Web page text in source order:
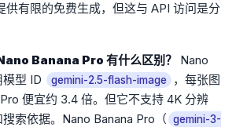
供有限的免费生成，但这与 API 访问是分
Banana Pro 有什么区别？
Nano
型 ID
gemini-2.5-flash-image
，每张图
便宜约 3.4 倍。但它不支持 4K 分辨
索依据。Nano Banana Pro（ gemini-3-